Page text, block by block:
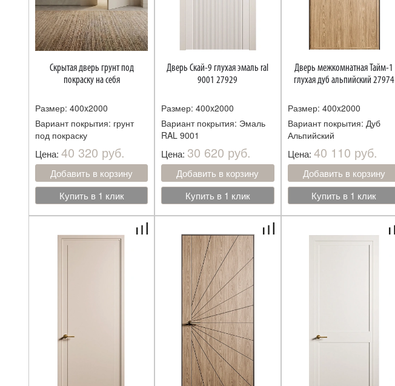
Скрытая дверь грунт под
покраску на себя
Размер: 400x2000
Вариант покрытия: грунт
под покраску
Цена: 40 320 руб.
Добавить в корзину
Купить в 1 клик
Дверь Скай-9 глухая эмаль ral
9001 27929
Размер: 400x2000
Вариант покрытия: Эмаль
RAL 9001
Цена: 30 620 руб.
Добавить в корзину
Купить в 1 клик
Дверь межкомнатная Тайм-1
глухая дуб альпийский 27974
Размер: 400x2000
Вариант покрытия: Дуб
Альпийский
Цена: 40 110 руб.
Добавить в корзину
Купить в 1 клик